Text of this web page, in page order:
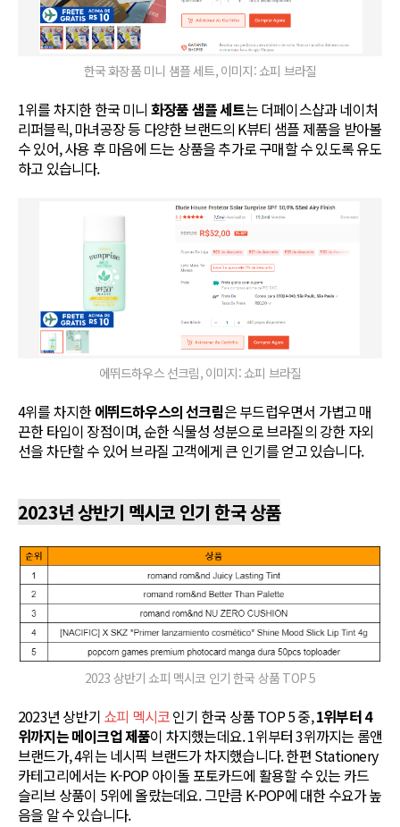
한국 화장품 미니 샘플 세트, 이미지: 쇼피 브라질
1위를 차지한 한국 미니 화장품 샘플 세트는 더페이스샵과 네이처
리퍼블릭, 마녀공장 등 다양한 브랜드의 K뷰티 샘플 제품을 받아볼
수 있어, 사용 후 마음에 드는 상품을 추가로 구매할 수 있도록 유도
하고 있습니다.
에뛰드하우스 선크림, 이미지: 쇼피 브라질
4위를 차지한에뛰드하우스의 선크림은 부드럽우면서 가볍고 매
끈한 타입이 장점이며, 순한 식물성 성분으로 브라질의 강한 자외
선을 차단할 수 있어 브라질 고객에게 큰 인기를 얻고 있습니다.
2023년 상반기 멕시코 인기 한국 상품
2023 상반기 쇼피 멕시코 인기 한국 상품 TOP 5
2023년 상반기 쇼피 멕시코인기 한국 상품 TOP 5 중,1위부터 4
위까지는 메이크업 제품이 차지했는데요. 1위부터 3위까지는 롬앤
브랜드가, 4위는 네시픽 브랜드가 차지했습니다. 한편 Stationery
카테고리에서는 K-POP 아이돌 포토카드에 활용할 수 있는 카드
슬리브 상품이 5위에 올랐는데요. 그만큼 K-POP에 대한 수요가 높
음을 알 수 있습니다.